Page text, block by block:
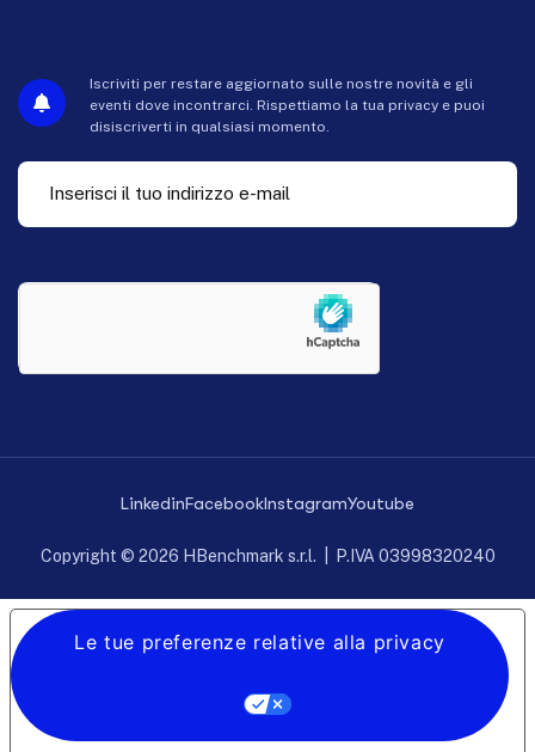
Iscriviti per restare aggiornato sulle nostre novità e gli
eventi dove incontrarci. Rispettiamo la tua privacy e puoi
disiscriverti in qualsiasi momento.
LinkedinFacebookInstagramYoutube
Copyright © 2026 HBenchmark s.r.l. | P.IVA 03998320240
Le tue preferenze relative alla privacy